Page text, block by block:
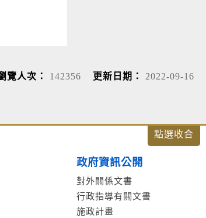
覽人次： 142356 更新日期： 2022-09-16
政府資訊公開
對外關係文書
行政指導有關文書
施政計畫